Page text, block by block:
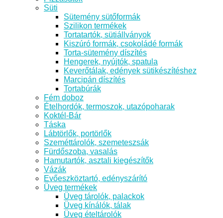
Süti
Sütemény sütőformák
Szilikon termékek
Tortatartók, sütiállványok
Kiszúró formák, csokoládé formák
Torta-sütemény díszítés
Hengerek, nyújtók, spatula
Keverőtálak, edények sütikészítéshez
Marcipán díszítés
Tortabúrák
Fém doboz
Ételhordók, termoszok, utazópoharak
Koktél-Bár
Táska
Lábtörlők, portörlők
Szeméttárolók, szemeteszsák
Fürdőszoba, vasalás
Hamutartók, asztali kiegészítők
Vázák
Evőeszköztartó, edényszárító
Üveg termékek
Üveg tárolók, palackok
Üveg kínálók, tálak
Üveg ételtárolók